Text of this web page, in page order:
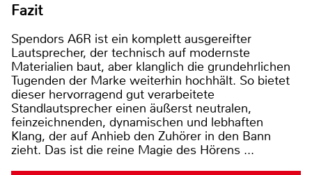
Fazit
Spendors A6R ist ein komplett ausgereifter
Lautsprecher, der technisch auf modernste
Materialien baut, aber klanglich die grundehrlichen
Tugenden der Marke weiterhin hochhält. So bietet
dieser hervorragend gut verarbeitete
Standlautsprecher einen äußerst neutralen,
feinzeichnenden, dynamischen und lebhaften
Klang, der auf Anhieb den Zuhörer in den Bann
zieht. Das ist die reine Magie des Hörens ...